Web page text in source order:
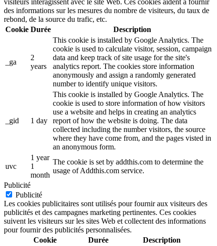
visiteurs interagissent avec le site Web. Ces cookies aident à fournir
des informations sur les mesures du nombre de visiteurs, du taux de
rebond, de la source du trafic, etc.
Cookie Durée Description
_ga
2
years
This cookie is installed by Google Analytics. The
cookie is used to calculate visitor, session, campaign
data and keep track of site usage for the site's
analytics report. The cookies store information
anonymously and assign a randomly generated
number to identify unique visitors.
_gid 1 day
This cookie is installed by Google Analytics. The
cookie is used to store information of how visitors
use a website and helps in creating an analytics
report of how the website is doing. The data
collected including the number visitors, the source
where they have come from, and the pages visted in
an anonymous form.
uvc
1 year
1
month
The cookie is set by addthis.com to determine the
usage of Addthis.com service.
Publicité
Publicité
Les cookies publicitaires sont utilisés pour fournir aux visiteurs des
publicités et des campagnes marketing pertinentes. Ces cookies
suivent les visiteurs sur les sites Web et collectent des informations
pour fournir des publicités personnalisées.
Cookie
Durée Description